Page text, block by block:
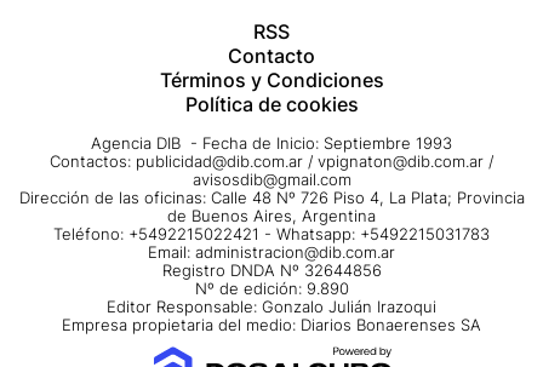
RSS
Contacto
Términos y Condiciones
Política de cookies
Agencia DIB - Fecha de Inicio: Septiembre 1993
Contactos: publicidad@dib.com.ar / vpignaton@dib.com.ar /
avisosdib@gmail.com
Dirección de las oficinas: Calle 48 Nº 726 Piso 4, La Plata; Provincia
de Buenos Aires, Argentina
Teléfono: +5492215022421 - Whatsapp: +5492215031783
Email: administracion@dib.com.ar
Registro DNDA Nº 32644856
Nº de edición: 9.890
Editor Responsable: Gonzalo Julián Irazoqui
Empresa propietaria del medio: Diarios Bonaerenses SA